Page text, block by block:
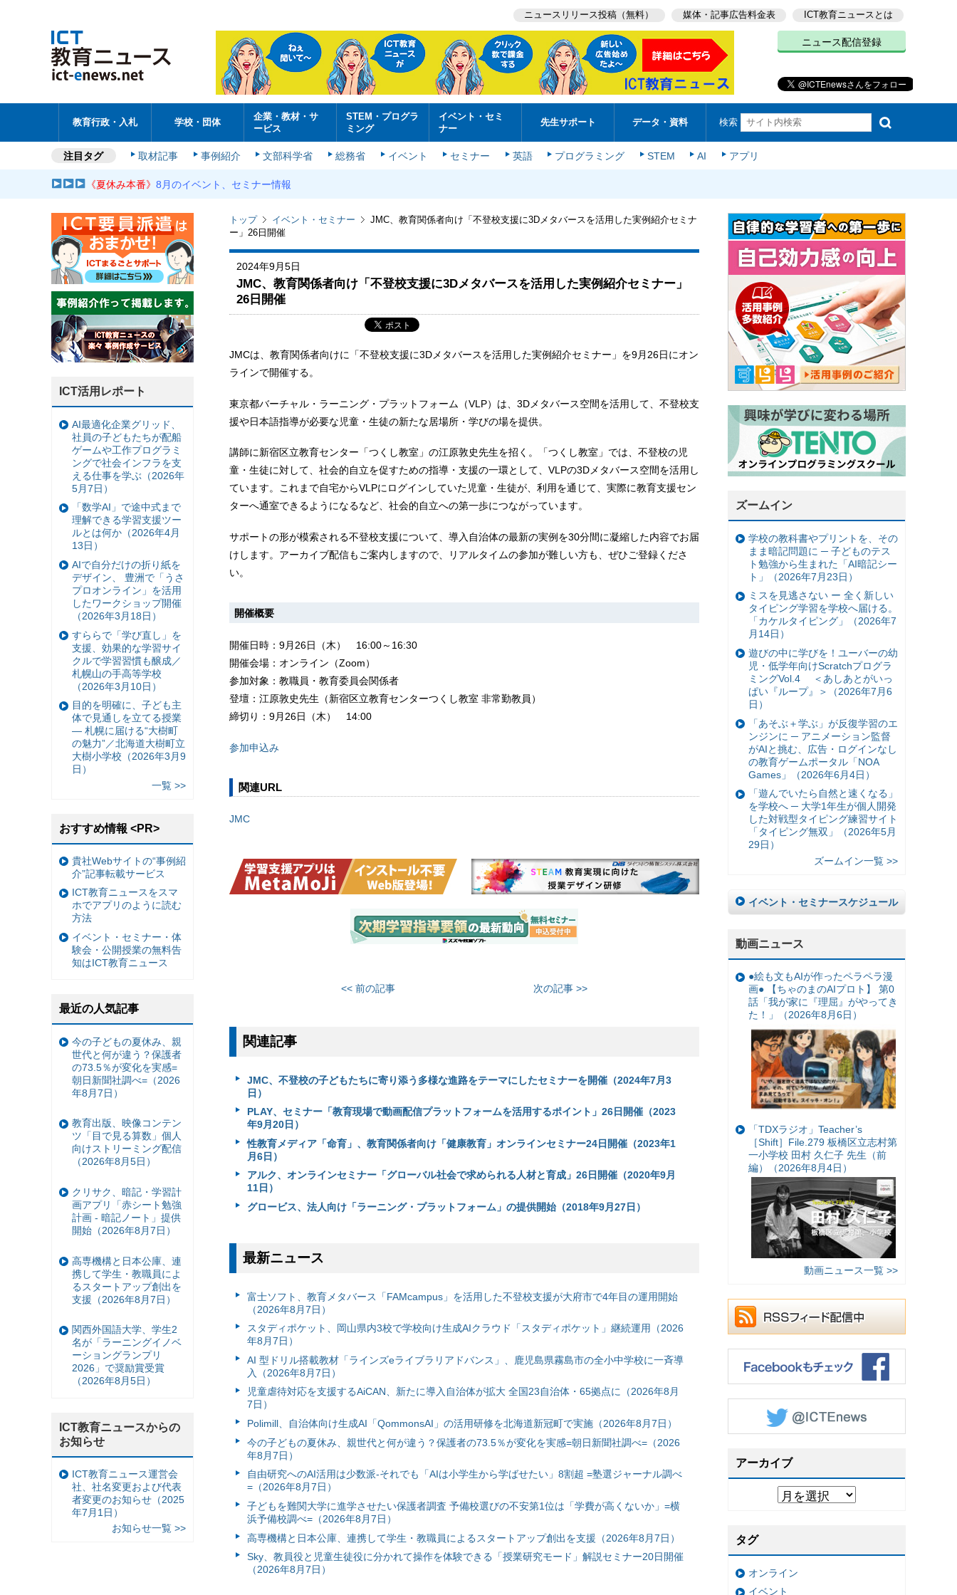
ニュースリリース投稿（無料） 媒体・記事広告料金表 ICT教育ニュースとは
ニュース配信登録
教育行政・入札 学校・団体
企業・教材・サ
ービス
STEM・プログラ
ミング
イベント・セミ
ナー
先生サポート データ・資料 検索
注目タグ 取材記事 事例紹介 文部科学省 総務省 イベント セミナー 英語 プログラミング STEM AI アプリ
《夏休み本番》8月のイベント、セミナー情報
トップ イベント・セミナー
JMC、教育関係者向け「不登校支援に3Dメタバースを活用した実例紹介セミナ
ー」26日開催
2024年9月5日
JMC、教育関係者向け「不登校支援に3Dメタバースを活用した実例紹介セミナー」
26日開催
JMCは、教育関係者向けに「不登校支援に3Dメタバースを活用した実例紹介セミナー」を9月26日にオン
ラインで開催する。
東京都バーチャル・ラーニング・プラットフォーム（VLP）は、3Dメタバース空間を活用して、不登校支
援や日本語指導が必要な児童・生徒の新たな居場所・学びの場を提供。
講師に新宿区立教育センター「つくし教室」の江原敦史先生を招く。「つくし教室」では、不登校の児
童・生徒に対して、社会的自立を促すための指導・支援の一環として、VLPの3Dメタバース空間を活用し
ています。これまで自宅からVLPにログインしていた児童・生徒が、利用を通じて、実際に教育支援セン
ターへ通室できるようになるなど、社会的自立への第一歩につながっています。
サポートの形が模索される不登校支援について、導入自治体の最新の実例を30分間に凝縮した内容でお届
けします。アーカイブ配信もご案内しますので、リアルタイムの参加が難しい方も、ぜひご登録くださ
い。
開催概要
開催日時：9月26日（木） 16:00～16:30
開催会場：オンライン（Zoom）
参加対象：教職員・教育委員会関係者
登壇：江原敦史先生（新宿区立教育センターつくし教室 非常勤教員）
締切り：9月26日（木） 14:00
参加申込み
関連URL
JMC
<< 前の記事 次の記事 >>
関連記事
JMC、不登校の子どもたちに寄り添う多様な進路をテーマにしたセミナーを開催（2024年7月3
日）
PLAY、セミナー「教育現場で動画配信プラットフォームを活用するポイント」26日開催（2023
年9月20日）
性教育メディア「命育」、教育関係者向け「健康教育」オンラインセミナー24日開催（2023年1
月6日）
アルク、オンラインセミナー「グローバル社会で求められる人材と育成」26日開催（2020年9月
11日）
グロービス、法人向け「ラーニング・プラットフォーム」の提供開始（2018年9月27日）
最新ニュース
富⼠ソフト、教育メタバース「FAMcampus」を活用した不登校支援が大府市で4年目の運用開始
（2026年8月7日）
スタディポケット、岡山県内3校で学校向け生成AIクラウド「スタディポケット」継続運用（2026
年8月7日）
AI 型ドリル搭載教材「ラインズeライブラリアドバンス」、鹿児島県霧島市の全小中学校に一斉導
入（2026年8月7日）
児童虐待対応を支援するAiCAN、新たに導入自治体が拡大 全国23自治体・65拠点に（2026年8月
7日）
Polimill、自治体向け生成AI「QommonsAI」の活用研修を北海道新冠町で実施（2026年8月7日）
今の子どもの夏休み、親世代と何が違う？保護者の73.5％が変化を実感=朝日新聞社調べ=（2026
年8月7日）
自由研究へのAI活用は少数派-それでも「AIは小学生から学ばせたい」8割超 =塾選ジャーナル調べ
=（2026年8月7日）
子どもを難関大学に進学させたい保護者調査 予備校選びの不安第1位は「学費が高くないか」=横
浜予備校調べ=（2026年8月7日）
高専機構と日本公庫、連携して学生・教職員によるスタートアップ創出を支援（2026年8月7日）
Sky、教員役と児童生徒役に分かれて操作を体験できる「授業研究モード」解説セミナー20日開催
（2026年8月7日）
ズームイン
学校の教科書やプリントを、その
まま暗記問題に ─ 子どものテス
ト勉強から生まれた「AI暗記シー
ト」（2026年7月23日）
ミスを見逃さない ー 全く新しい
タイピング学習を学校へ届ける。
「カケルタイピング」（2026年7
月14日）
遊びの中に学びを！ユーバーの幼
児・低学年向けScratchプログラ
ミングVol.4 ＜あしあとがいっ
ぱい『ループ』＞（2026年7月6
日）
「あそぶ＋学ぶ」が反復学習のエ
ンジンに ─ アニメーション監督
がAIと挑む、広告・ログインなし
の教育ゲームポータル「NOA
Games」（2026年6月4日）
「遊んでいたら自然と速くなる」
を学校へ ─ 大学1年生が個人開発
した対戦型タイピング練習サイト
「タイピング無双」（2026年5月
29日）
ズームイン一覧 >>
イベント・セミナースケジュール
動画ニュース
●絵も文もAIが作ったペラペラ漫
画● 【ちゃのまのAIプロト】 第0
話「我が家に『理屈』がやってき
た！」（2026年8月6日）
「TDXラジオ」Teacher’s
［Shift］File.279 板橋区立志村第
一小学校 田村 久仁子 先生（前
編）（2026年8月4日）
動画ニュース一覧 >>
アーカイブ
タグ
オンライン
イベント
ICT活用レポート
AI最適化企業グリッド、
社員の子どもたちが配船
ゲームや工作プログラミ
ングで社会インフラを支
える仕事を学ぶ（2026年
5月7日）
「数学AI」で途中式まで
理解できる学習支援ツー
ルとは何か（2026年4月
13日）
AIで自分だけの折り紙を
デザイン、 豊洲で「うさ
プロオンライン」を活用
したワークショップ開催
（2026年3月18日）
すららで「学び直し」を
支援、効果的な学習サイ
クルで学習習慣も醸成／
札幌山の手高等学校
（2026年3月10日）
目的を明確に、子ども主
体で見通しを立てる授業
— 札幌に届ける“大樹町
の魅力”／北海道大樹町立
大樹小学校（2026年3月9
日）
一覧 >>
おすすめ情報 <PR>
貴社Webサイトの“事例紹
介”記事転載サービス
ICT教育ニュースをスマ
ホでアプリのように読む
方法
イベント・セミナー・体
験会・公開授業の無料告
知はICT教育ニュース
最近の人気記事
今の子どもの夏休み、親
世代と何が違う？保護者
の73.5％が変化を実感=
朝日新聞社調べ=（2026
年8月7日）
教育出版、映像コンテン
ツ「目で見る算数」個人
向けストリーミング配信
（2026年8月5日）
クリサク、暗記・学習計
画アプリ「赤シート勉強
計画 - 暗記ノート」提供
開始（2026年8月7日）
高専機構と日本公庫、連
携して学生・教職員によ
るスタートアップ創出を
支援（2026年8月7日）
関西外国語大学、学生2
名が「ラーニングイノベ
ーショングランプリ
2026」で奨励賞受賞
（2026年8月5日）
ICT教育ニュースからの
お知らせ
ICT教育ニュース運営会
社、社名変更および代表
者変更のお知らせ（2025
年7月1日）
お知らせ一覧 >>